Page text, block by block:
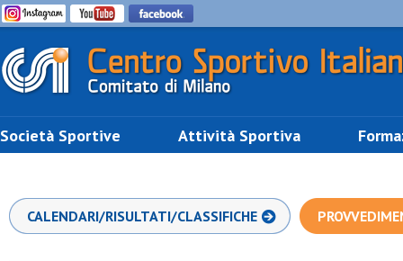
Società Sportive Attività Sportiva
CALENDARI/RISULTATI/CLASSIFICHE